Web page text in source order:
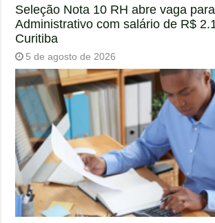
Seleção Nota 10 RH abre vaga
Administrativo com salário de R$
Curitiba
5 de agosto de 2026